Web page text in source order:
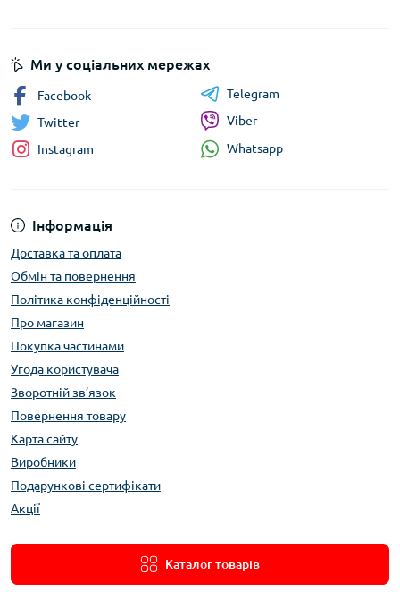
Інформація
Доставка та оплата
Обмін та повернення
Політика конфіденційності
Про магазин
Покупка частинами
Угода користувача
Зворотній зв’язок
Повернення товару
Карта сайту
Виробники
Подарункові сертифікати
Акції
Каталог товарів
Ми у соціальних мережах
Facebook
Twitter
Instagram
Telegram
Viber
Whatsapp